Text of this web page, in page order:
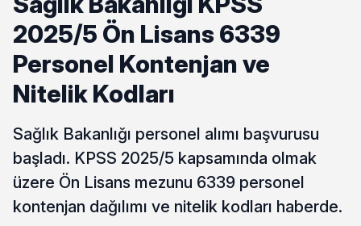
Kodları
2025/5 Ön Lisans 6339
Personel Kontenjan ve
Nitelik Kodları
Sağlık Bakanlığı personel alımı başvurusu
başladı. KPSS 2025/5 kapsamında olmak
üzere Ön Lisans mezunu 6339 personel
kontenjan dağılımı ve nitelik kodları haberde.